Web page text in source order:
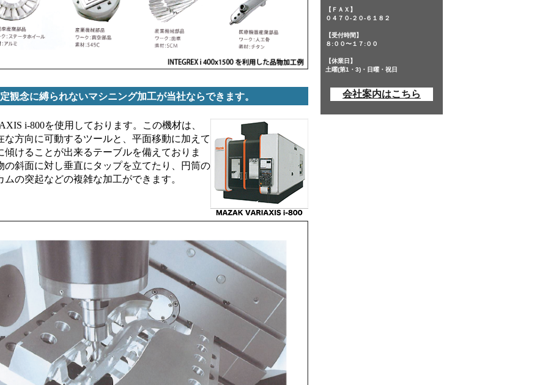
【ＦＡＸ】
０４７０-２０-６１８２
【受付時間】
８:００〜１７:００
【休業日】
土曜(第1・3)・日曜・祝日
会社案内はこちら
観念に縛られないマシニング加工が当社ならできます。
i-800を使用しております。この機材は、
な方向に可動するツールと、平面移動に加えて
傾けることが出来るテーブルを備えておりま
の斜面に対し垂直にタップを立てたり、円筒の
ムの突起などの複雑な加工ができます。